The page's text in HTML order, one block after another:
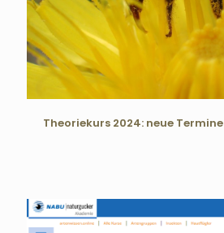
Theoriekurs 2024: neue Termine